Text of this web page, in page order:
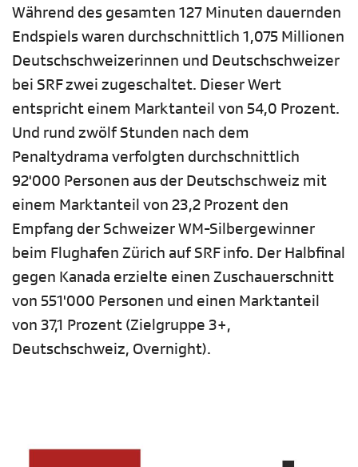
Während des gesamten 127 Minuten dauernden
Endspiels waren durchschnittlich 1,075 Millionen
Deutschschweizerinnen und Deutschschweizer
bei SRF zwei zugeschaltet. Dieser Wert
entspricht einem Marktanteil von 54,0 Prozent.
Und rund zwölf Stunden nach dem
Penaltydrama verfolgten durchschnittlich
92'000 Personen aus der Deutschschweiz mit
einem Marktanteil von 23,2 Prozent den
Empfang der Schweizer WM-Silbergewinner
beim Flughafen Zürich auf SRF info. Der Halbfinal
gegen Kanada erzielte einen Zuschauerschnitt
von 551'000 Personen und einen Marktanteil
von 37,1 Prozent (Zielgruppe 3+,
Deutschschweiz, Overnight).